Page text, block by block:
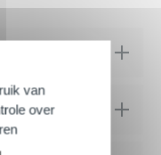
van
over